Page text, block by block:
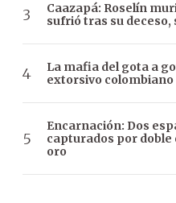
Caazapá: Roselín
sufrió tras su
La mafia del gota a
extorsivo colombiano
Encarnación: Dos
capturados por
oro